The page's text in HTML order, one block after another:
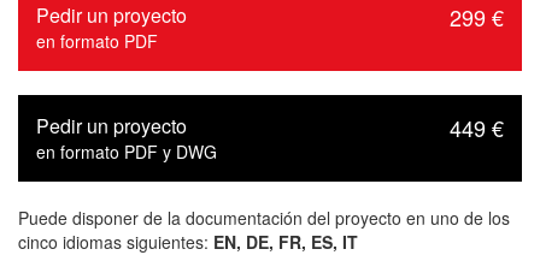
Pedir un proyecto
en formato PDF
299 €
Pedir un proyecto
en formato PDF y DWG
449 €
Puede disponer de la documentación del proyecto en uno de los
cinco idiomas siguientes: EN, DE, FR, ES, IT